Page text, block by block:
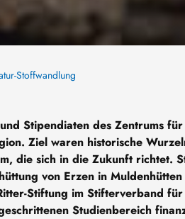
Stoffwandlung
Stipendiaten des Zentrums
Ziel waren historische
die sich in die Zukunft richtet.
von Erzen in
Stiftung im Stifterverband
Studienbereich